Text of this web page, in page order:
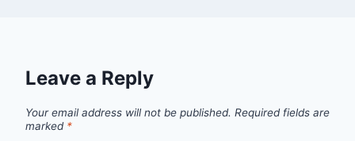
Leave a Reply
Your email address will not be published. Required fields are
marked *